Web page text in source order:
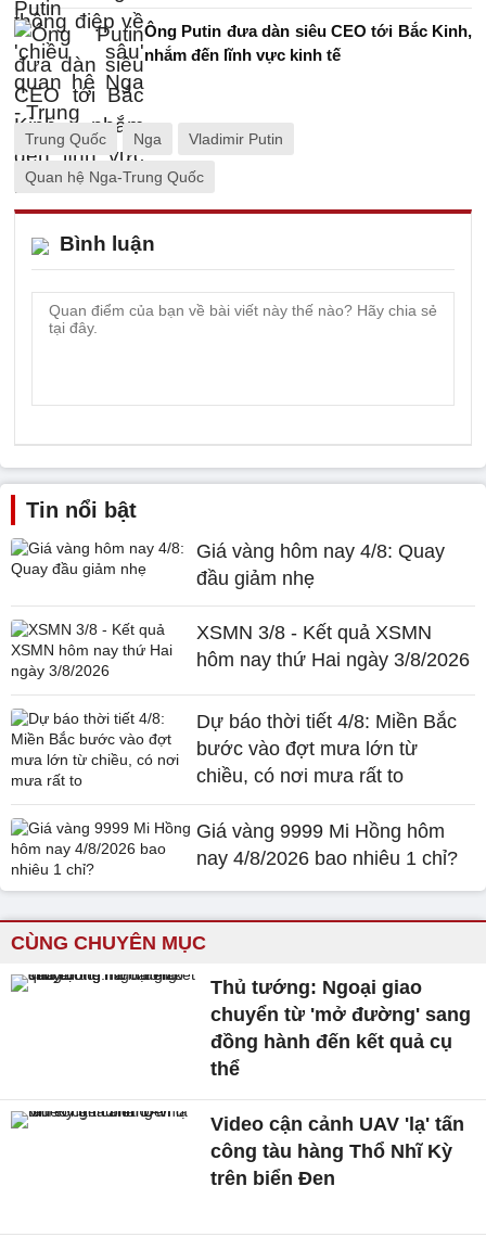
Ông Putin đưa dàn siêu CEO tới Bắc Kinh,
nhắm đến lĩnh vực kinh tế
Trung Quốc Nga Vladimir Putin
Quan hệ Nga-Trung Quốc
Bình luận
Tin nổi bật
Giá vàng hôm nay 4/8: Quay
đầu giảm nhẹ
XSMN 3/8 - Kết quả XSMN
hôm nay thứ Hai ngày 3/8/2026
Dự báo thời tiết 4/8: Miền Bắc
bước vào đợt mưa lớn từ
chiều, có nơi mưa rất to
Giá vàng 9999 Mi Hồng hôm
nay 4/8/2026 bao nhiêu 1 chỉ?
CÙNG CHUYÊN MỤC
Thủ tướng: Ngoại giao
chuyển từ 'mở đường' sang
đồng hành đến kết quả cụ
thể
Video cận cảnh UAV 'lạ' tấn
công tàu hàng Thổ Nhĩ Kỳ
trên biển Đen